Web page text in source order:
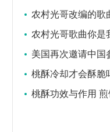
农村光哥改编的歌
农村光哥歌曲你是
美国再次邀请中国
桃酥冷却才会酥脆
桃酥功效与作用